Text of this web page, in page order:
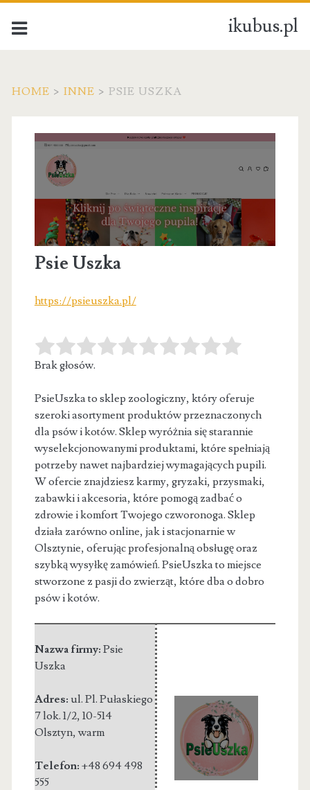
ikubus.pl
HOME > INNE > PSIE USZKA
Psie Uszka
https://psieuszka.pl/
Brak głosów.
PsieUszka to sklep zoologiczny, który oferuje
szeroki asortyment produktów przeznaczonych
dla psów i kotów. Sklep wyróżnia się starannie
wyselekcjonowanymi produktami, które spełniają
potrzeby nawet najbardziej wymagających pupili.
W ofercie znajdziesz karmy, gryzaki, przysmaki,
zabawki i akcesoria, które pomogą zadbać o
zdrowie i komfort Twojego czworonoga. Sklep
działa zarówno online, jak i stacjonarnie w
Olsztynie, oferując profesjonalną obsługę oraz
szybką wysyłkę zamówień. PsieUszka to miejsce
stworzone z pasji do zwierząt, które dba o dobro
psów i kotów.
Nazwa firmy: Psie
Uszka
Adres: ul. Pl. Pułaskiego
7 lok. 1/2, 10-514
Olsztyn,warm
Telefon: +48 694 498
555